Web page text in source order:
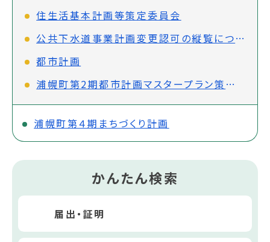
住生活基本計画等策定委員会
公共下水道事業計画変更認可の縦覧について
都市計画
浦幌町第2期都市計画マスタープラン策定について
浦幌町第４期まちづくり計画
かんたん検索
届出・証明